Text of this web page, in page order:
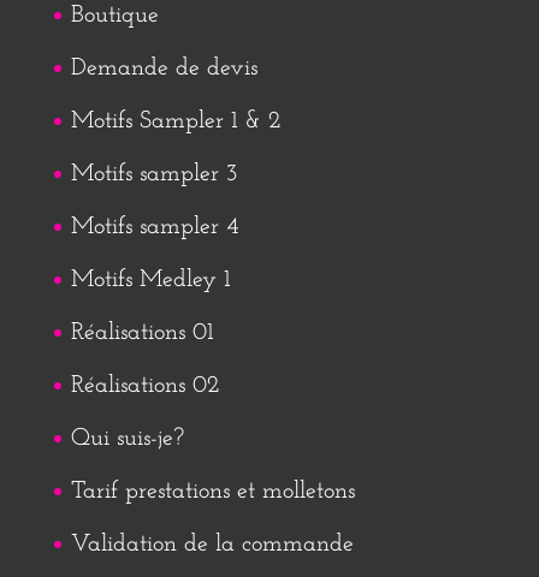
Boutique
Demande de devis
Motifs Sampler 1 & 2
Motifs sampler 3
Motifs sampler 4
Motifs Medley 1
Réalisations 01
Réalisations 02
Qui suis-je?
Tarif prestations et molletons
Validation de la commande